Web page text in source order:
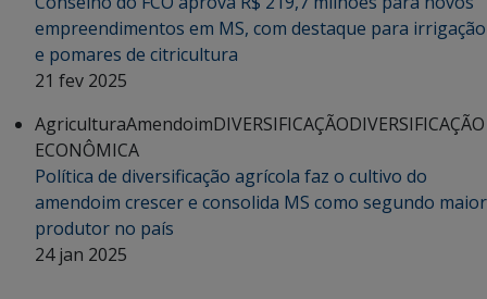
empreendimentos em MS, com destaque para irrigação
e pomares de citricultura
21 fev 2025
AgriculturaAmendoimDIVERSIFICAÇÃODIVERSIFICAÇÃO
ECONÔMICA
Política de diversificação agrícola faz o cultivo do
amendoim crescer e consolida MS como segundo maior
produtor no país
24 jan 2025